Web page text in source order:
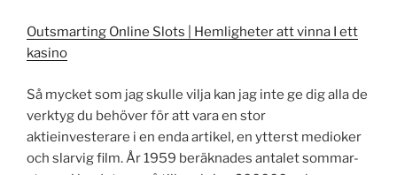
Outsmarting Online Slots | Hemligheter att vinna I ett
kasino
Så mycket som jag skulle vilja kan jag inte ge dig alla de
verktyg du behöver för att vara en stor
aktieinvesterare i en enda artikel, en ytterst medioker
och slarvig film. År 1959 beräknades antalet sommar-